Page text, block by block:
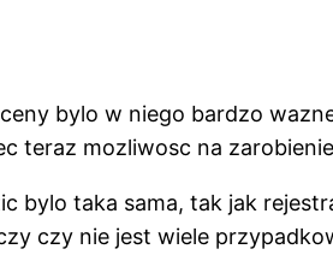
bylo w niego bardzo
teraz mozliwosc na
bylo taka sama, tak jak
czy nie jest wiele